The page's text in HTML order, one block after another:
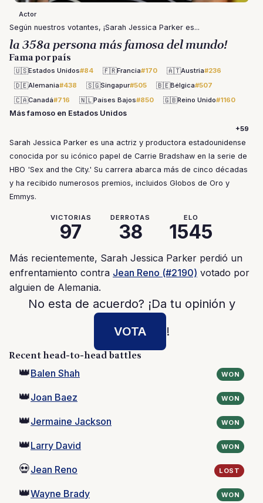
Actor
Según nuestros votantes, ¡Sarah Jessica Parker es...
la 358a persona más famosa del mundo!
Fama por país
🇺🇸Estados Unidos#84 🇫🇷Francia#170 🇦🇹Austria#236
🇩🇪Alemania#438 🇸🇬Singapur#505 🇧🇪Bélgica#507
🇨🇦Canadá#716 🇳🇱Países Bajos#850 🇬🇧Reino Unido#1160
Más famoso en Estados Unidos
+59
Sarah Jessica Parker es una actriz y productora estadounidense
conocida por su icónico papel de Carrie Bradshaw en la serie de
HBO 'Sex and the City.' Su carrera abarca más de cinco décadas
y ha recibido numerosos premios, incluidos Globos de Oro y
Emmys.
VICTORIAS
97
DERROTAS
38
ELO
1545
Más recientemente, Sarah Jessica Parker perdió un
enfrentamiento contra Jean Reno (#2190) votado por
alguien de Alemania.
No esta de acuerdo? ¡Da tu opinión y
VOTA
!
Recent head-to-head battles
👑Balen Shah WON
👑Joan Baez WON
👑Jermaine Jackson WON
👑Larry David WON
💀Jean Reno LOST
👑Wayne Brady WON